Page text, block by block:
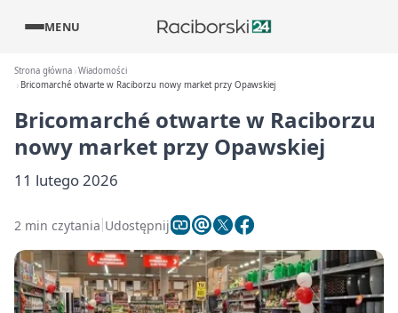
MENU
Strona główna Wiadomości
Bricomarché otwarte w Raciborzu nowy market przy Opawskiej
Bricomarché otwarte w Raciborzu
nowy market przy Opawskiej
11 lutego 2026
2 min czytania Udostępnij